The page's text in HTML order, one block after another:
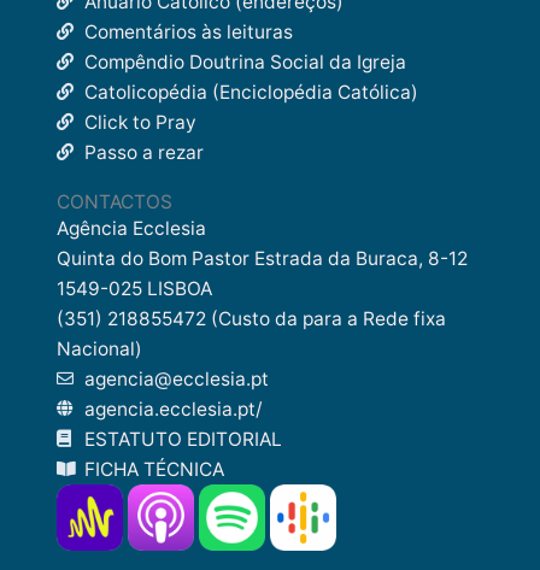
Comentários às leituras
Compêndio Doutrina Social da Igreja
Catolicopédia (Enciclopédia Católica)
Click to Pray
Passo a rezar
CONTACTOS
Agência Ecclesia
Quinta do Bom Pastor Estrada da Buraca, 8-12
1549-025 LISBOA
(351) 218855472 (Custo da para a Rede fixa
Nacional)
agencia@ecclesia.pt
agencia.ecclesia.pt/
ESTATUTO EDITORIAL
FICHA TÉCNICA